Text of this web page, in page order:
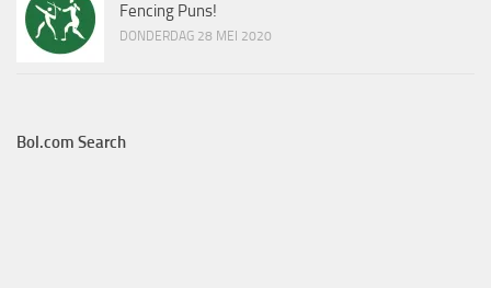
Fencing Puns!
DONDERDAG 28 MEI 2020
Bol.com Search